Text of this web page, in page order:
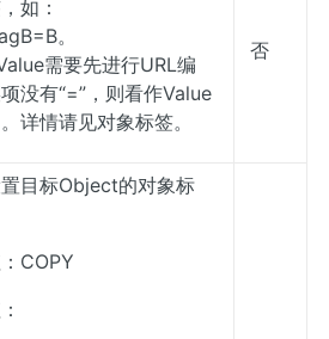
如：
。
需要先进行URL编
没有“=”，则看作Value
详情请见对象标签。
否
目标Object的对象标
COPY